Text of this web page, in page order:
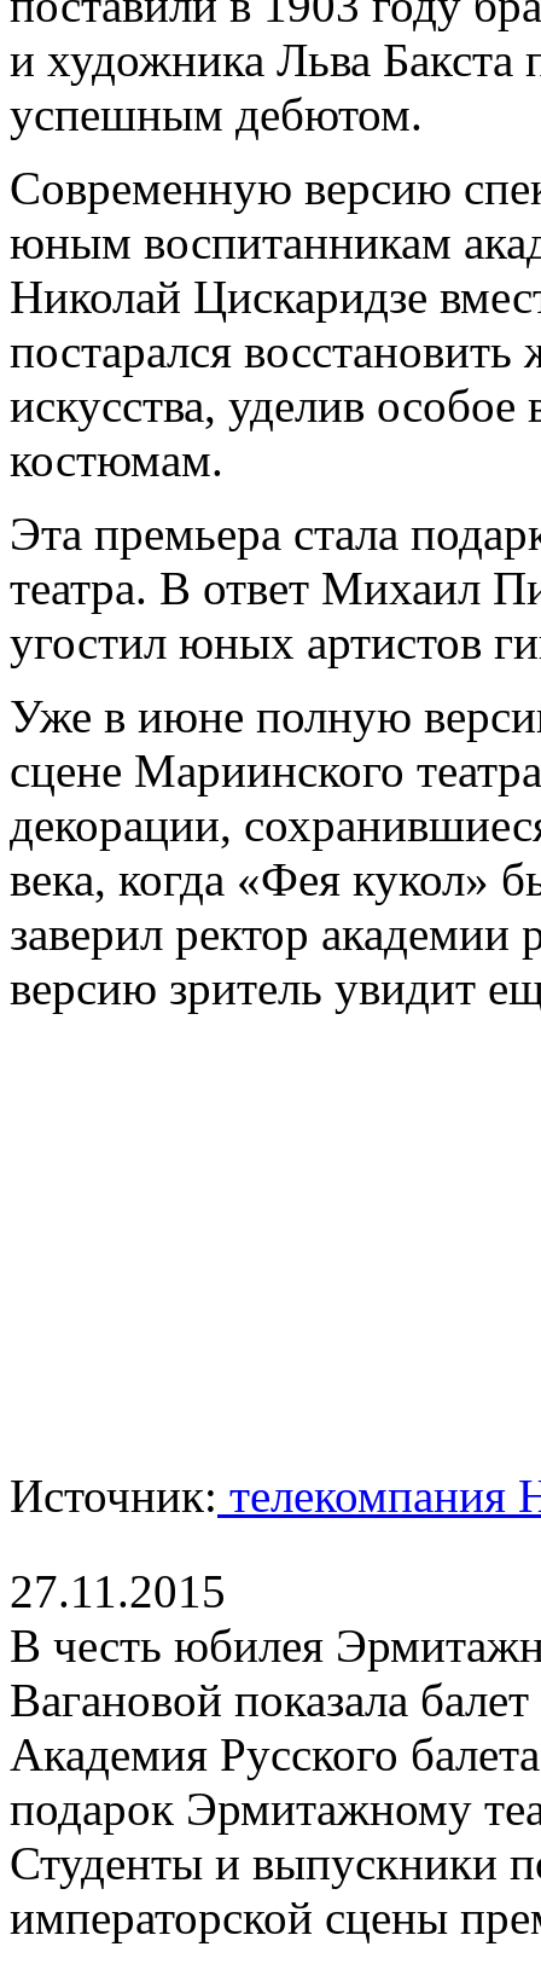
и художника Льва Бакста
успешным дебютом.
Современную версию
юным воспитанникам
Николай Цискаридзе
постарался
искусства, уделив
костюмам.
Эта премьера стала
театра. В ответ Михаил
угостил юных артистов
Уже в июне полную
сцене Мариинского
декорации,
века, когда «Фея кукол»
заверил ректор академии
версию зритель увидит
Источник: телекомпания
27.11.2015
В честь юбилея
Вагановой показала
Академия Русского
подарок Эрмитажному
Студенты и выпускники
императорской сцены